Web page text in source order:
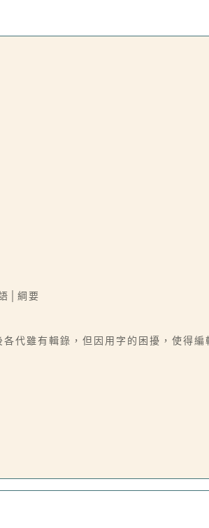
│綱要
代雖有輯錄，但因用字的困擾，使得